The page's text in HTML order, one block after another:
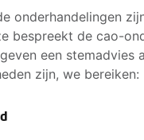
onderhandelingen
bespreekt de cao-
een stemadvies
zijn, we bereiken: